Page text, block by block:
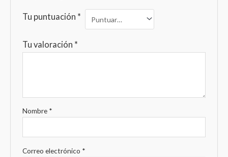
Tu puntuación *
Tu valoración *
Nombre *
Correo electrónico *